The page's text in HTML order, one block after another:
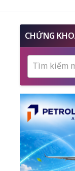
CHỨNG
Tìm kiếm